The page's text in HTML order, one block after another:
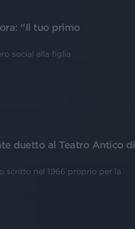
“Il tuo primo
social alla figlia
duetto al Teatro Antico di
scritto nel 1966 proprio per la